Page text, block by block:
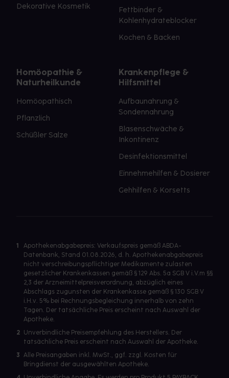
Dekorative Kosmetik
Fettbinder &
Kohlenhydrateblocker
Kochen & Backen
Homöopathie &
Naturheilkunde
Homöopathisch
Pflanzlich
Schüßler Salze
Krankenpflege &
Hilfsmittel
Aufbaunahrung &
Sondennahrung
Blasenschwäche &
Inkontinenz
Desinfektionsmittel
Einnehmehilfen & Dosierer
Gehhilfen & Korsetts
1
Apothekenabgabepreis: Verkaufspreis gemäß ABDA-
Datenbank, Stand 01.08.2026, d. h. Apothekenabgabepreis
nicht verschreibungspflichtiger Medikamente zulasten
gesetzlicher Krankenkassen gemäß § 129 Abs. 5a SGB V i.V.m §§
2,3 der Arzneimittelpreisverordnung, abzüglich eines
Abschlags zugunsten der Krankenkasse gemäß § 130 SGB V
i.H.v. 5% bei Rechnungsbegleichung innerhalb von zehn
Tagen. Der tatsächliche Preis erscheint nach Auswahl der
Apotheke.
2 Unverbindliche Preisempfehlung des Herstellers. Der
tatsächliche Preis erscheint nach Auswahl der Apotheke.
3 Alle Preisangaben inkl. MwSt., ggf. zzgl. Kosten für
Bringdienst der ausgewählten Apotheke.